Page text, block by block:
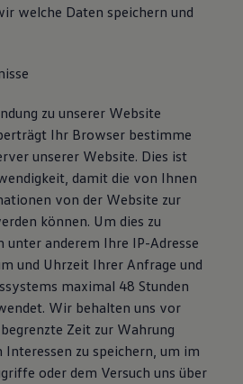
welche Daten speichern und
zu unserer Website
Ihr Browser bestimme
unserer Website. Dies ist
damit die von Ihnen
von der Website zur
können. Um dies zu
unter anderem Ihre IP-Adresse
und Uhrzeit Ihrer Anfrage und
maximal 48 Stunden
Wir behalten uns vor
Zeit zur Wahrung
zu speichern, um im
oder dem Versuch uns über